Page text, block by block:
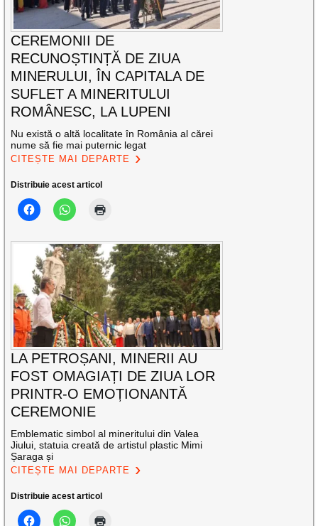
CEREMONII DE
RECUNOȘTINȚĂ DE ZIUA
MINERULUI, ÎN CAPITALA DE
SUFLET A MINERITULUI
ROMÂNESC, LA LUPENI
Nu există o altă localitate în România al cărei
nume să fie mai puternic legat
CITEȘTE MAI DEPARTE
Distribuie acest articol
LA PETROȘANI, MINERII AU
FOST OMAGIAȚI DE ZIUA LOR
PRINTR-O EMOȚIONANTĂ
CEREMONIE
Emblematic simbol al mineritului din Valea
Jiului, statuia creată de artistul plastic Mimi
Șaraga și
CITEȘTE MAI DEPARTE
Distribuie acest articol